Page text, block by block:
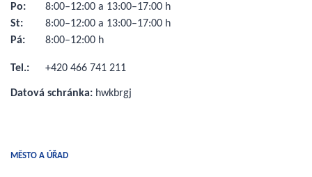
MĚSTO A ÚŘAD
Po:
8:00–12:00 a 13:00–17:00 h
St:
8:00–12:00 a 13:00–17:00 h
Pá:
8:00–12:00 h
Tel.: +420 466 741 211
Datová schránka: hwkbrgj